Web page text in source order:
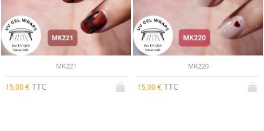
MK221
15,00 € TTC
MK220
15,00 € TTC